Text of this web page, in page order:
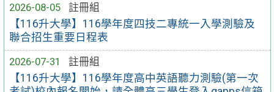
2026-08-05
註冊組
【116升大學】116學年度四技二專統一入學測驗及
聯合招生重要日程表
2026-07-31
註冊組
【116升大學】116學年度高中英語聽力測驗(第一次